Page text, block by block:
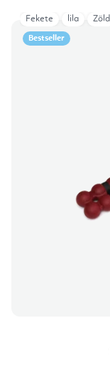
Bestseller
Fekete lila Zöld